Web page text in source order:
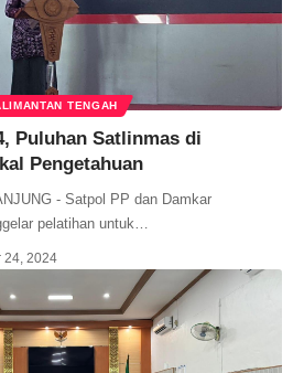
TENGAH
Puluhan Satlinmas di
Pengetahuan
- Satpol PP dan Damkar
pelatihan untuk…
24, 2024